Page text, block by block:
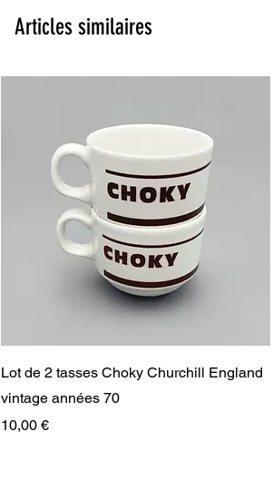
Articles similaires
Aperçu rapide
Lot de 2 tasses Choky Churchill England
vintage années 70
Prix
10,00 €